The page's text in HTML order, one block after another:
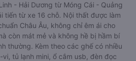
- Hải Dương từ Móng Cái - Quảng
tiến từ xe 16 chỗ. Nội thất được làm
Châu Âu, không chỉ êm ái cho
còn mát mẻ và không hề bị hầm bí
thường. Kèm theo các ghế có nhiều
tủ lạnh mini, ổ cắm usb, đèn đọc